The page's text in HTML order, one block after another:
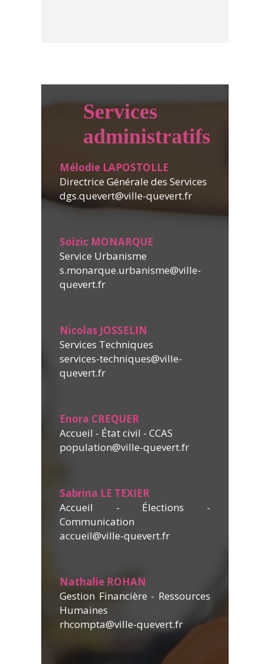
Services
administratifs
Mélodie LAPOSTOLLE
Directrice Générale des Services
dgs.quevert@ville-quevert.fr
Soizic MONARQUE
Service Urbanisme
s.monarque.urbanisme@ville-
quevert.fr
Nicolas JOSSELIN
Services Techniques
services-techniques@ville-
quevert.fr
Enora CREQUER
Accueil - État civil - CCAS
population@ville-quevert.fr
Sabrina LE TEXIER
Accueil - Élections -
Communication
accueil@ville-quevert.fr
Nathalie ROHAN
Gestion Financière - Ressources
Humaines
rhcompta@ville-quevert.fr